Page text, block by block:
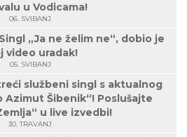
u Vodicama!
06. SVIBANJ
„Ja ne želim ne“, dobio je
video uradak!
05. SVIBANJ
službeni singl s aktualnog
Azimut Šibenik“! Poslušajte
u live izvedbi!
30. TRAVANJ